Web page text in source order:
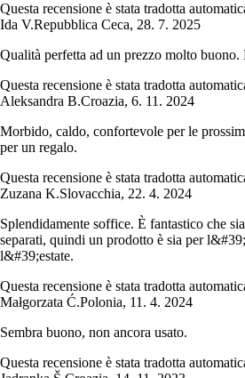
Questa recensione è stata tradotta
Ida V.Repubblica Ceca, 28. 7. 2025
Qualità perfetta ad un prezzo molto
Questa recensione è stata tradotta
Aleksandra B.Croazia, 6. 11. 2024
Morbido, caldo, confortevole per le
per un regalo.
Questa recensione è stata tradotta
Zuzana K.Slovacchia, 22. 4. 2024
Splendidamente soffice. È fantastico che
separati, quindi un prodotto è sia per
l&#39;estate.
Questa recensione è stata tradotta
Małgorzata Ć.Polonia, 11. 4. 2024
Sembra buono, non ancora usato.
Questa recensione è stata tradotta